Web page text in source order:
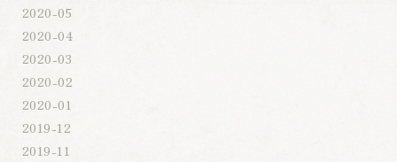
2020-05
2020-04
2020-03
2020-02
2020-01
2019-12
2019-11